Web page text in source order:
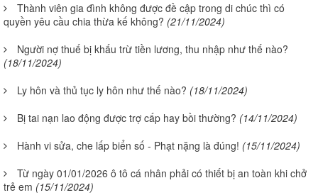
Thành viên gia đình không được đề cập trong di chúc thì có
quyền yêu cầu chia thừa kế không? (21/11/2024)
Người nợ thuế bị khấu trừ tiền lương, thu nhập như thế nào?
(18/11/2024)
Ly hôn và thủ tục ly hôn như thế nào? (18/11/2024)
Bị tai nạn lao động được trợ cấp hay bồi thường? (14/11/2024)
Hành vi sửa, che lấp biển số - Phạt nặng là đúng! (15/11/2024)
Từ ngày 01/01/2026 ô tô cá nhân phải có thiết bị an toàn khi chở
trẻ em (15/11/2024)